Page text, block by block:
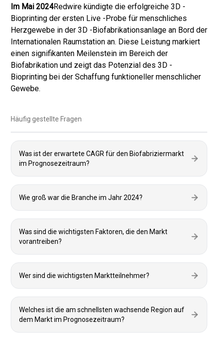
Im Mai 2024Redwire kündigte die erfolgreiche 3D -
Bioprinting der ersten Live -Probe für menschliches
Herzgewebe in der 3D -Biofabrikationsanlage an Bord der
Internationalen Raumstation an. Diese Leistung markiert
einen signifikanten Meilenstein im Bereich der
Biofabrikation und zeigt das Potenzial des 3D -
Bioprinting bei der Schaffung funktioneller menschlicher
Gewebe.
Häufig gestellte Fragen
Was ist der erwartete CAGR für den Biofabriziermarkt
im Prognosezeitraum?
Wie groß war die Branche im Jahr 2024?
Was sind die wichtigsten Faktoren, die den Markt
vorantreiben?
Wer sind die wichtigsten Marktteilnehmer?
Welches ist die am schnellsten wachsende Region auf
dem Markt im Prognosezeitraum?